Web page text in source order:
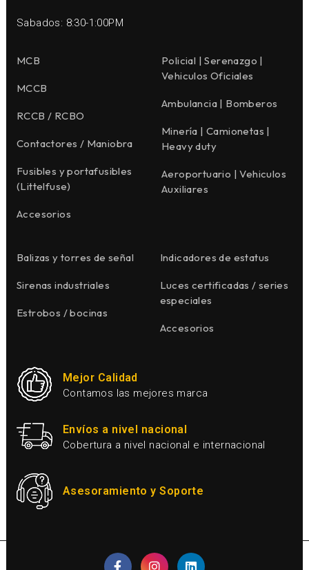
Sabados: 8:30-1:00PM
MCB
MCCB
RCCB / RCBO
Contactores / Maniobra
Fusibles y portafusibles
(Littelfuse)
Accesorios
Policial | Serenazgo |
Vehiculos Oficiales
Ambulancia | Bomberos
Minería | Camionetas |
Heavy duty
Aeroportuario | Vehiculos
Auxiliares
Balizas y torres de señal
Sirenas industriales
Estrobos / bocinas
Indicadores de estatus
Luces certificadas / series
especiales
Accesorios
Mejor Calidad
Contamos las mejores marca
Envíos a nivel nacional
Cobertura a nivel nacional e internacional
Asesoramiento y Soporte